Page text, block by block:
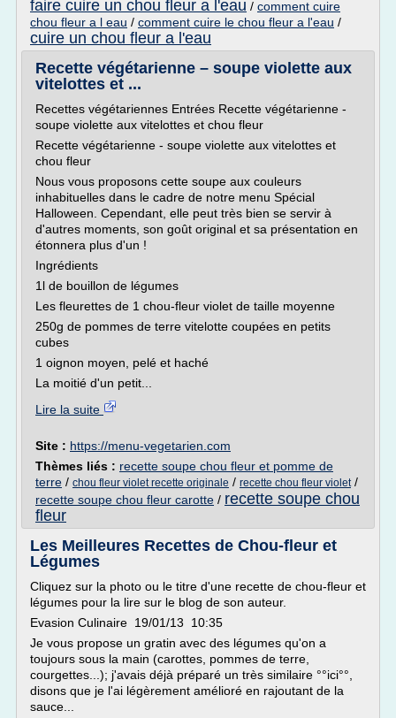
faire cuire un chou fleur a l'eau / comment cuire
chou fleur a l eau / comment cuire le chou fleur a l'eau /
cuire un chou fleur a l'eau
Recette végétarienne – soupe violette aux
vitelottes et ...
Recettes végétariennes Entrées Recette végétarienne -
soupe violette aux vitelottes et chou fleur
Recette végétarienne - soupe violette aux vitelottes et
chou fleur
Nous vous proposons cette soupe aux couleurs
inhabituelles dans le cadre de notre menu Spécial
Halloween. Cependant, elle peut très bien se servir à
d'autres moments, son goût original et sa présentation en
étonnera plus d'un !
Ingrédients
1l de bouillon de légumes
Les fleurettes de 1 chou-fleur violet de taille moyenne
250g de pommes de terre vitelotte coupées en petits
cubes
1 oignon moyen, pelé et haché
La moitié d'un petit...
Lire la suite
Site : https://menu-vegetarien.com
Thèmes liés : recette soupe chou fleur et pomme de
terre / chou fleur violet recette originale / recette chou fleur violet/
recette soupe chou fleur carotte / recette soupe chou
fleur
Les Meilleures Recettes de Chou-fleur et
Légumes
Cliquez sur la photo ou le titre d'une recette de chou-fleur et
légumes pour la lire sur le blog de son auteur.
Evasion Culinaire 19/01/13 10:35
Je vous propose un gratin avec des légumes qu'on a
toujours sous la main (carottes, pommes de terre,
courgettes...); j'avais déjà préparé un très similaire °°ici°°,
disons que je l'ai légèrement amélioré en rajoutant de la
sauce...